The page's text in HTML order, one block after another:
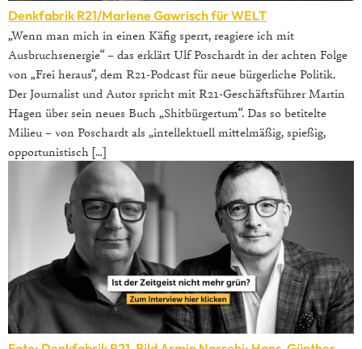
Denkfabrik R21/Marlene Gawrisch für WELT
„Wenn man mich in einen Käfig sperrt, reagiere ich mit
Ausbruchsenergie“ – das erklärt Ulf Poschardt in der achten Folge
von „Frei heraus“, dem R21-Podcast für neue bürgerliche Politik.
Der Journalist und Autor spricht mit R21-Geschäftsführer Martin
Hagen über sein neues Buch „Shitbürgertum“. Das so betitelte
Milieu – von Poschardt als „intellektuell mittelmäßig, spießig,
opportunistisch […]